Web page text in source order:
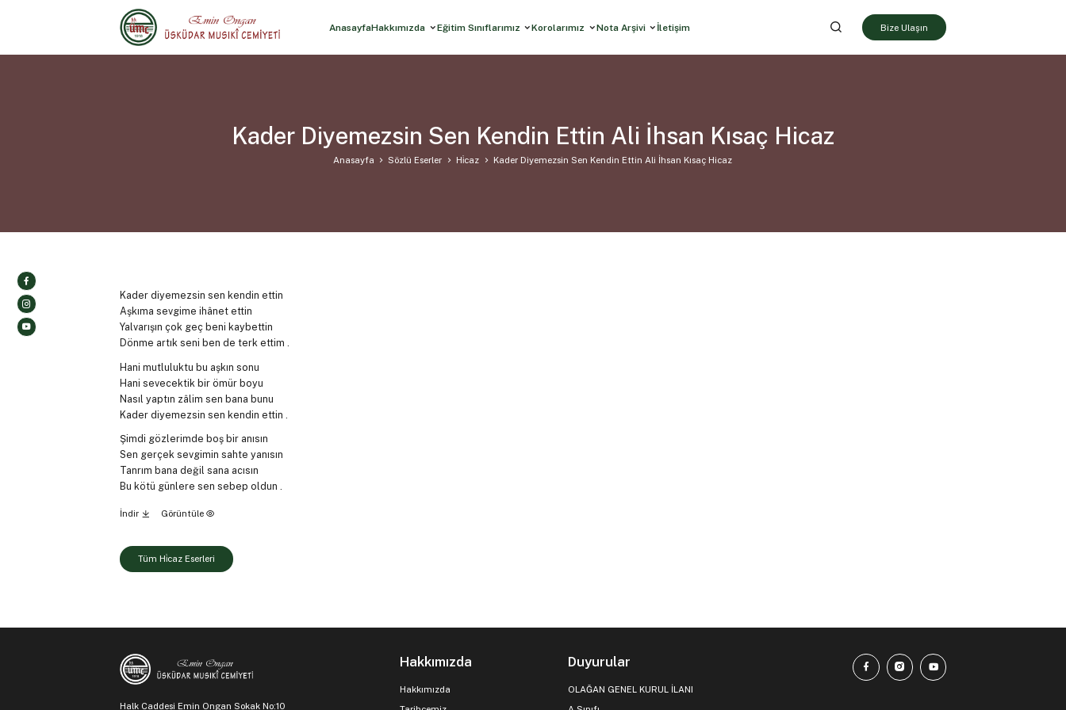
AnasayfaHakkımızda Eğitim Sınıflarımız Korolarımız Nota Arşivi İletişim Bize Ulaşın
Kader Diyemezsin Sen Kendin Ettin Ali İhsan Kısaç Hicaz
Anasayfa Sözlü Eserler Hi̇caz Kader Diyemezsin Sen Kendin Ettin Ali İhsan Kısaç Hicaz
Kader diyemezsin sen kendin ettin
Aşkıma sevgime ihânet ettin
Yalvarışın çok geç beni kaybettin
Dönme artık seni ben de terk ettim .
Hani mutluluktu bu aşkın sonu
Hani sevecektik bir ömür boyu
Nasıl yaptın zâlim sen bana bunu
Kader diyemezsin sen kendin ettin .
Şimdi gözlerimde boş bir anısın
Sen gerçek sevgimin sahte yanısın
Tanrım bana değil sana acısın
Bu kötü günlere sen sebep oldun .
İndir Görüntüle
Tüm Hi̇caz Eserleri
Halk Caddesi Emin Ongan Sokak No:10
Hakkımızda
Hakkımızda
Duyurular
OLAĞAN GENEL KURUL İLANI